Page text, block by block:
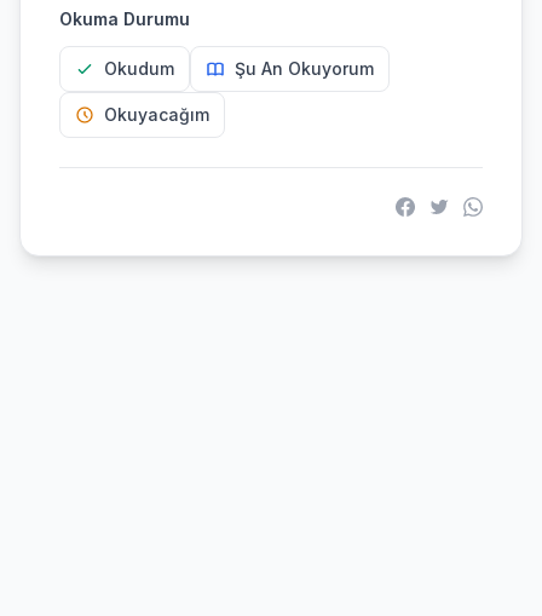
Okuma Durumu
Okudum Şu An Okuyorum
Okuyacağım